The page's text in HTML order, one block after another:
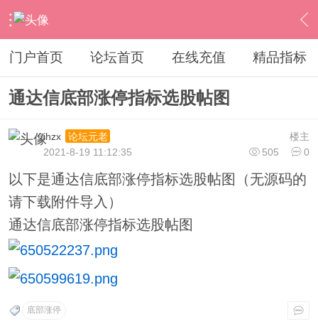
› 通达信指标公式 › 条件选股公式 › 内容
门户首页 论坛首页 在线充值 精品指标
通达信底部涨停指标选股帖图
楼主
ihzx
论坛元老
505
0
2021-8-19 11:12:35
以下是通达信底部涨停指标选股帖图（无源码的
请下载附件导入）
通达信底部涨停指标选股帖图
底部涨停